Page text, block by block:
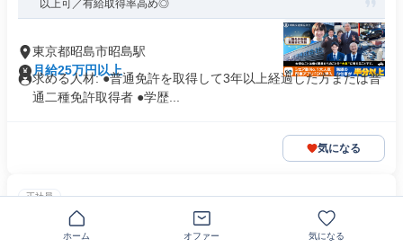
以上可／有給取得率高め◎
東京都昭島市昭島駅
月給25万円以上
求める人材: ●普通免許を取得して3年以上経過した方または普
通二種免許取得者 ●学歴...
気になる
正社員
夜間運行管理スタッフ(点呼・事務)
株式会社三芳エキスプレス
ホーム オファー 気になる